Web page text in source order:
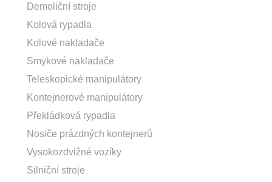
Demoliční stroje
Kolová rypadla
Kolové nakladače
Smykové nakladače
Teleskopické manipulátory
Kontejnerové manipulátory
Překládková rypadla
Nosiče prázdných kontejnerů
Vysokozdvižné vozíky
Silniční stroje